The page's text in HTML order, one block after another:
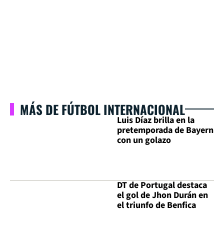
MÁS DE FÚTBOL INTERNACIONAL
Luis Díaz brilla en la
pretemporada de Bayern
con un golazo
DT de Portugal destaca
el gol de Jhon Durán en
el triunfo de Benfica